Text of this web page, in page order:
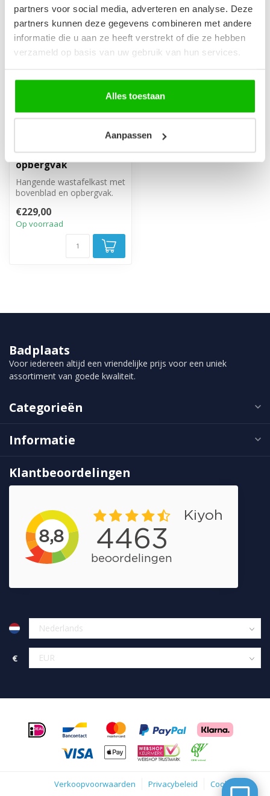
partners voor social media, adverteren en analyse. Deze
partners kunnen deze gegevens combineren met andere
informatie die u aan ze heeft verstrekt of die ze hebben
verzameld op basis van uw gebruik van hun services.
Alles toestaan
Aanpassen
Wastafelkast Muro
bovenblad en
opbergvak
Hangende wastafelkast met
bovenblad en opbergvak.
slu...
€229,00
Op voorraad
Badplaats
Voor iedereen altijd een vriendelijke prijs voor een uniek
assortiment van goede kwaliteit.
Categorieën
Informatie
Klantbeoordelingen
€
Verkoopvoorwaarden Privacybeleid Cookies